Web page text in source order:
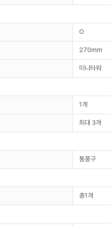
O
270mm
미니타워
1개
최대 3개
통풍구
총1개